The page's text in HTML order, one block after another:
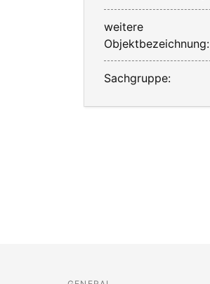
weitere
Objektbezeichnung:
Sachgruppe: